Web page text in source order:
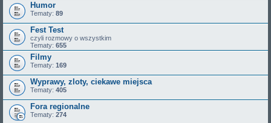
Humor
Tematy: 89
Fest Test
czyli rozmowy o wszystkim
Tematy: 655
Filmy
Tematy: 169
Wyprawy, zloty, ciekawe miejsca
Tematy: 405
Fora regionalne
Tematy: 274